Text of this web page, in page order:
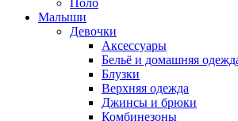
Поло
Малыши
Девочки
Аксессуары
Бельё и домашняя
Блузки
Верхняя одежда
Джинсы и брюки
Комбинезоны